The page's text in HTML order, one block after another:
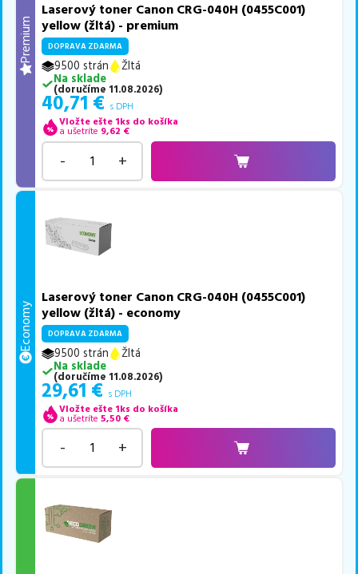
Premium
Laserový toner Canon CRG-040H (0455C001)
yellow (žltá) - premium
DOPRAVA ZDARMA
9500 strán
Žltá
Na sklade
(doručíme 11.08.2026)
40,71 € s DPH
Vložte ešte 1ks do košíka
a ušetríte 9,62 €
- +
Economy
Laserový toner Canon CRG-040H (0455C001)
yellow (žltá) - economy
DOPRAVA ZDARMA
9500 strán
Žltá
Na sklade
(doručíme 11.08.2026)
29,61 € s DPH
Vložte ešte 1ks do košíka
a ušetríte 5,50 €
- +